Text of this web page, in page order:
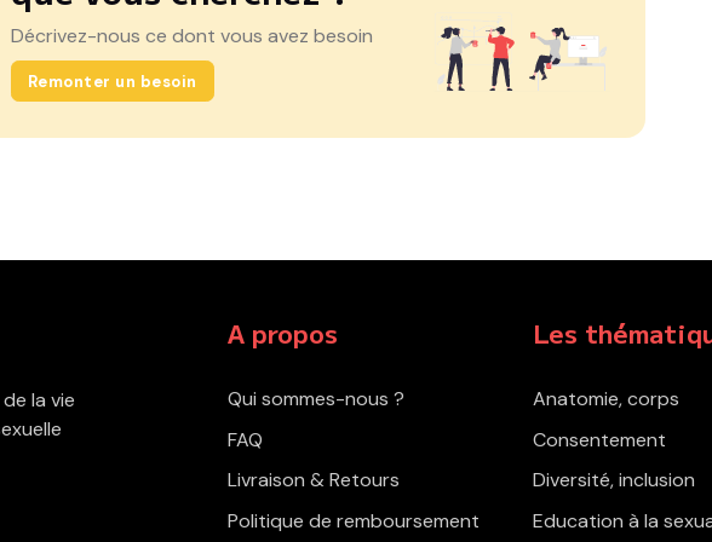
Décrivez-nous ce dont vous avez besoin
Remonter un besoin
la vie
A propos
Qui sommes-nous ?
FAQ
Livraison & Retours
Politique de remboursement
Les
Anatomie, corps
Consentement
Diversité, inclusion
Education à la